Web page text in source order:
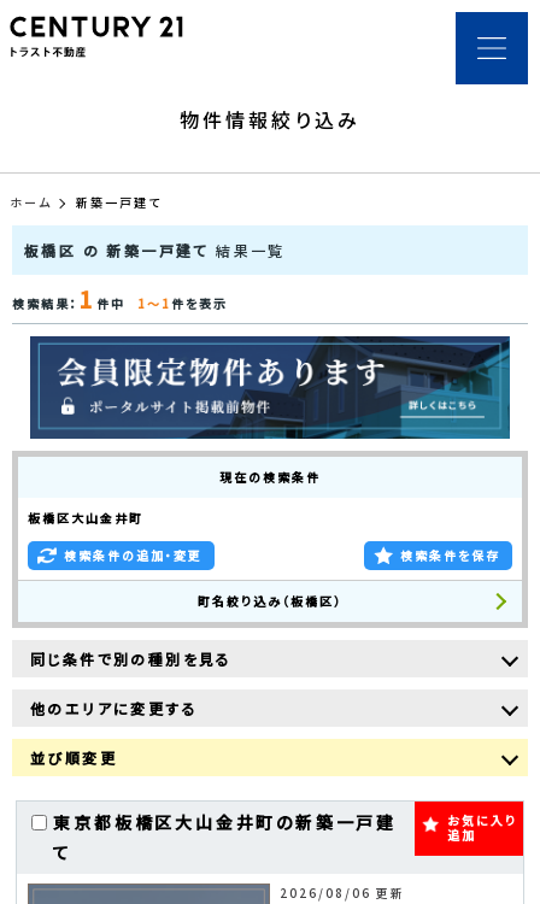
物件情報絞り込み
ホーム 新築一戸建て
板橋区 の 新築一戸建て結果一覧
検索結果： 1 件中 1～1件を表示
現在の検索条件
板橋区大山金井町
検索条件の追加・変更 検索条件を保存
町名絞り込み（板橋区）
同じ条件で別の種別を見る
他のエリアに変更する
並び順変更
東京都板橋区大山金井町の新築一戸建
て
お気に入り
追加
2026/08/06 更新